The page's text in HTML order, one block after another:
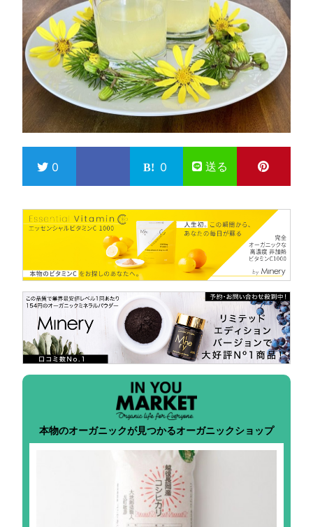
0 0 送る
本物のオーガニックが見つかるオーガニックショップ